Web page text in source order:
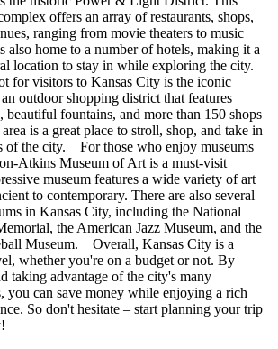
offers an array of restaurants, shops,
ranging from movie theaters to music
also home to a number of hotels, making it a
location to stay in while exploring the city.
for visitors to Kansas City is the iconic
outdoor shopping district that features
beautiful fountains, and more than 150 shops
is a great place to stroll, shop, and take in
of the city. For those who enjoy museums
Atkins Museum of Art is a must-visit
museum features a wide variety of art
to contemporary. There are also several
in Kansas City, including the National
the American Jazz Museum, and the
Museum. Overall, Kansas City is a
whether you're on a budget or not. By
taking advantage of the city's many
you can save money while enjoying a rich
So don't hesitate – start planning your trip